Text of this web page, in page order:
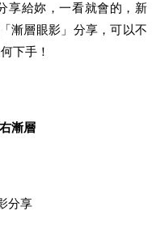
享給妳，一看就會的，新
漸層眼影」分享，可以不
下手！
漸層